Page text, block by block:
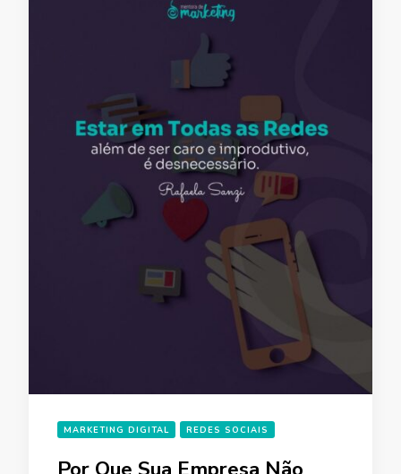
MARKETING DIGITAL REDES SOCIAIS